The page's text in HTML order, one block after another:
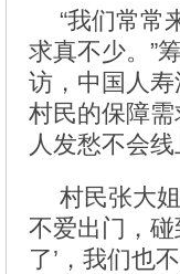
“我们常常
求真不少。”
访，中国人
村民的保障
人发愁不会线
村民张大
不爱出门，
了’，我们也